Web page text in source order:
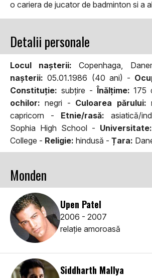
o cariera de jucator de badminton si a
Detalii personale
Locul naşterii: Copenhaga,
naşterii: 05.01.1986 (40 ani) -
Constituţie: subțire -Înălţime: 175
ochilor: negri - Culoarea părului:
capricorn - Etnie/rasă: asiatică/
Sophia High School - Universitate:
College - Religie: hindusă - Țara:
Monden
Upen Patel
2006 - 2007
relaţie amoroasă
Siddharth Mallya